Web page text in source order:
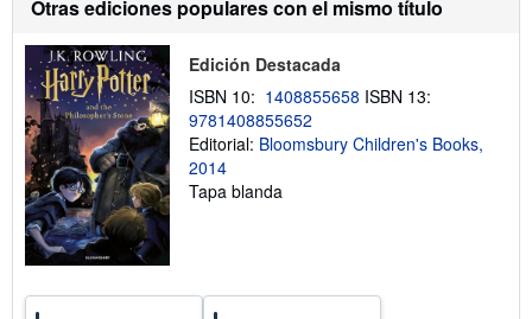
n
n
b
e
s
d
Otras ediciones populares con el mismo título
Edición Destacada
ISBN 10: 1408855658 ISBN 13:
9781408855652
Editorial: Bloomsbury Children's Books,
2014
Tapa blanda